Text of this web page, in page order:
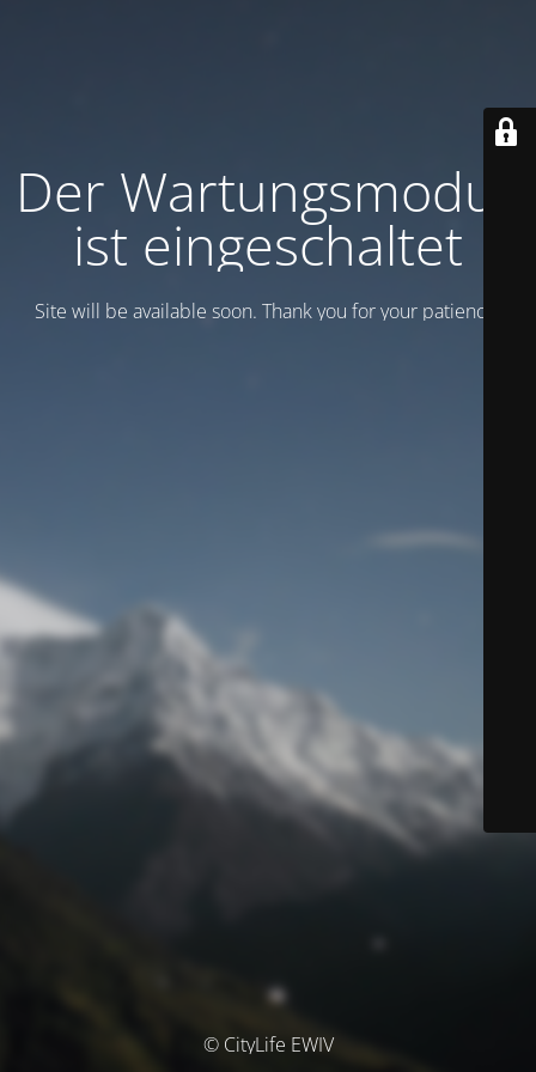
Der Wartungsmodus
ist eingeschaltet
Site will be available soon. Thank you for your patience!
© CityLife EWIV